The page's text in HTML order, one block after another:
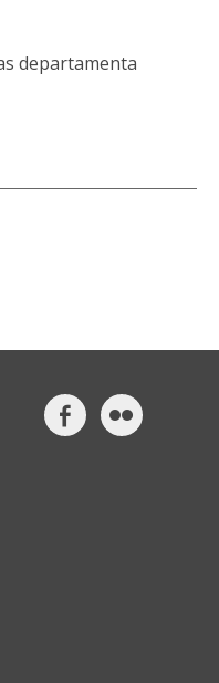
departamenta